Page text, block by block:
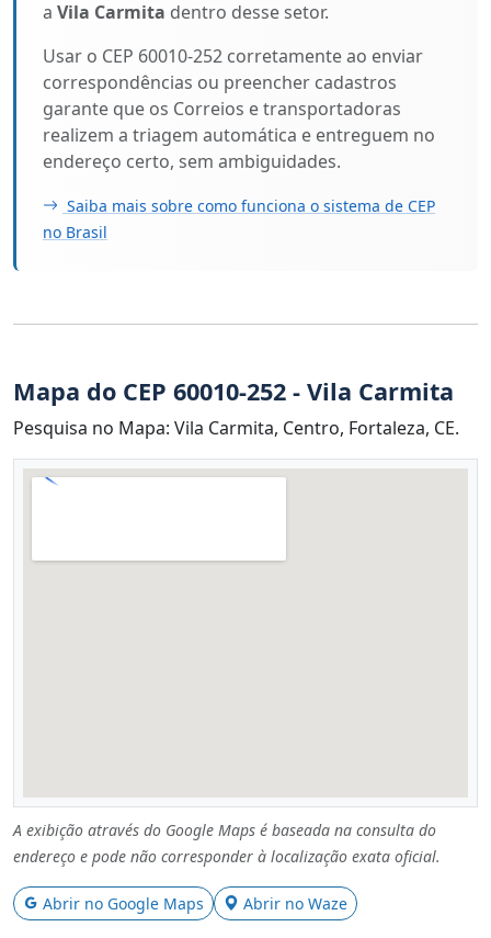
a Vila Carmita dentro desse setor.
Usar o CEP 60010-252 corretamente ao enviar
correspondências ou preencher cadastros
garante que os Correios e transportadoras
realizem a triagem automática e entreguem no
endereço certo, sem ambiguidades.
Saiba mais sobre como funciona o sistema de CEP
no Brasil
Mapa do CEP 60010-252 - Vila Carmita
Pesquisa no Mapa: Vila Carmita, Centro, Fortaleza, CE.
A exibição através do Google Maps é baseada na consulta do
endereço e pode não corresponder à localização exata oficial.
Abrir no Google Maps Abrir no Waze